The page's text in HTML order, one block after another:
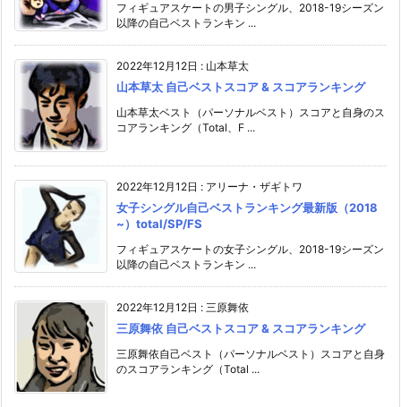
フィギュアスケートの男子シングル、2018-19シーズン
以降の自己ベストランキン ...
2022年12月12日 : 山本草太
山本草太 自己ベストスコア & スコアランキング
山本草太ベスト（パーソナルベスト）スコアと自身のス
コアランキング（Total、F ...
2022年12月12日 : アリーナ・ザギトワ
女子シングル自己ベストランキング最新版（2018
~）total/SP/FS
フィギュアスケートの女子シングル、2018-19シーズン
以降の自己ベストランキン ...
2022年12月12日 : 三原舞依
三原舞依 自己ベストスコア & スコアランキング
三原舞依自己ベスト（パーソナルベスト）スコアと自身
のスコアランキング（Total ...